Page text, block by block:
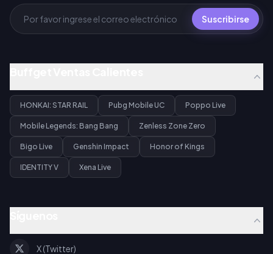
Suscribirse
HONKAI: STAR RAIL Pubg Mobile UC Poppo Live
Mobile Legends: Bang Bang Zenless Zone Zero
Bigo Live Genshin Impact Honor of Kings
IDENTITY V Xena Live
X (Twitter)